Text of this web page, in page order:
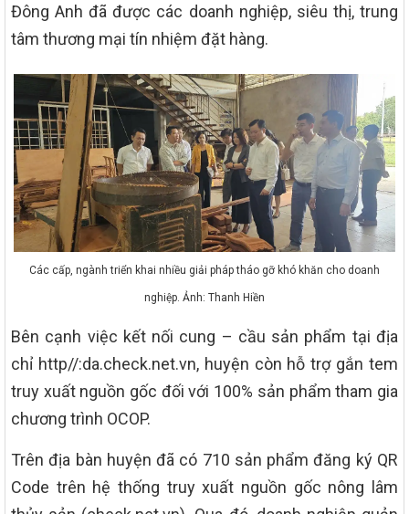
Đông Anh đã được các doanh nghiệp, siêu thị, trung
tâm thương mại tín nhiệm đặt hàng.
Các cấp, ngành triển khai nhiều giải pháp tháo gỡ khó khăn cho doanh
nghiệp. Ảnh: Thanh Hiền
Bên cạnh việc kết nối cung – cầu sản phẩm tại địa
chỉ http//:da.check.net.vn, huyện còn hỗ trợ gắn tem
truy xuất nguồn gốc đối với 100% sản phẩm tham gia
chương trình OCOP.
Trên địa bàn huyện đã có 710 sản phẩm đăng ký QR
Code trên hệ thống truy xuất nguồn gốc nông lâm